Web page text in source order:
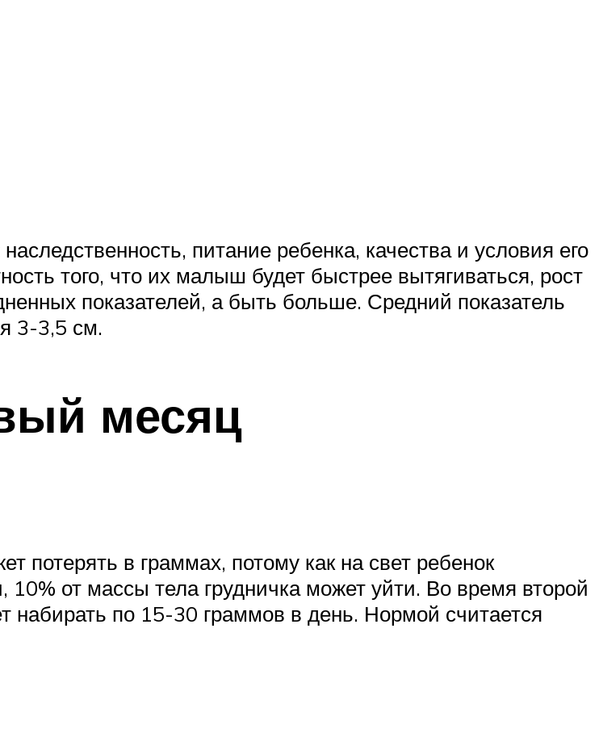
питание ребенка, качества и условия его
того, что их малыш будет быстрее вытягиваться, рост
показателей, а быть больше. Средний показатель
3-3,5 см.
месяц
в граммах, потому как на свет ребенок
от массы тела грудничка может уйти. Во время второй
по 15-30 граммов в день. Нормой считается